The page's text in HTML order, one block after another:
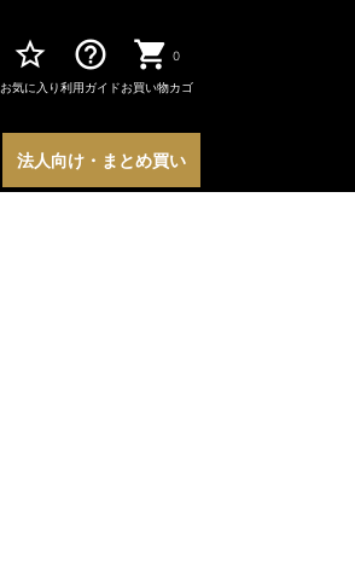
star_border
お気に入り
help_outline
利用ガイド
0
お買い物カゴ
法人向け・まとめ買い